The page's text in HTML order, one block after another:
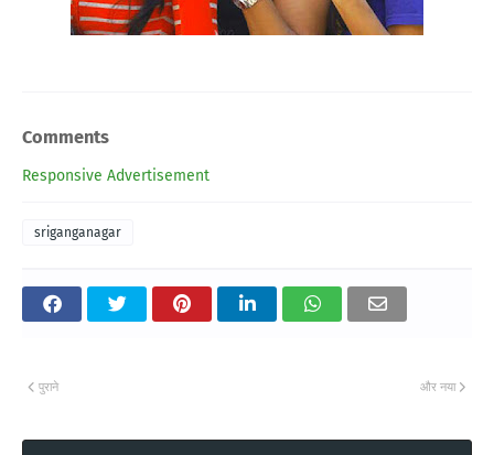
Comments
Responsive Advertisement
sriganganagar
और नया
पुराने